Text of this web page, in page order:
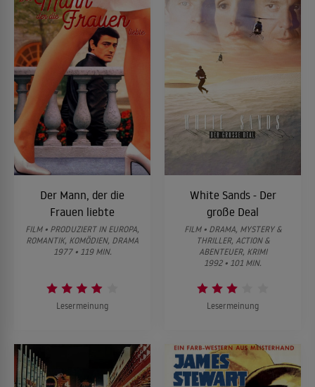
Der Mann, der die
Frauen liebte
FILM • PRODUZIERT IN EUROPA,
ROMANTIK, KOMÖDIEN, DRAMA
1977 • 119 MIN.
Lesermeinung
White Sands - Der
große Deal
FILM • DRAMA, MYSTERY &
THRILLER, ACTION &
ABENTEUER, KRIMI
1992 • 101 MIN.
Lesermeinung